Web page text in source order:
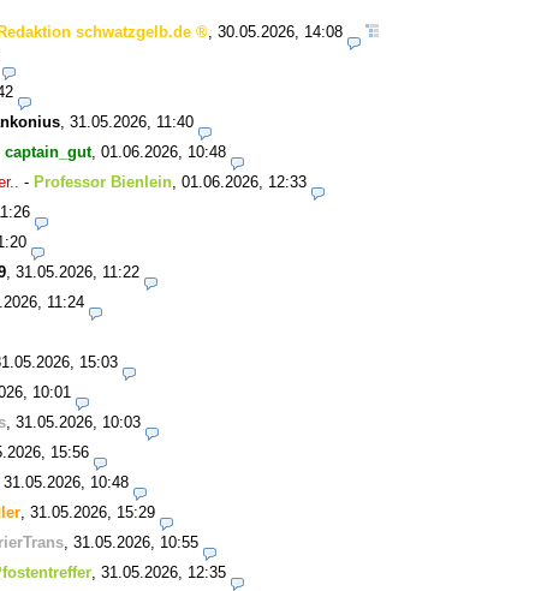
Redaktion schwatzgelb.de
30.05.2026, 14:08
31.05.2026, 11:40
captain_gut, 01.06.2026, 10:48
- Professor Bienlein 01.06.2026, 12:33
31.05.2026, 11:22
11:24
15:03
10:01
31.05.2026, 10:03
15:56
31.05.2026, 10:48
31.05.2026, 15:29
31.05.2026, 10:55
31.05.2026, 12:35